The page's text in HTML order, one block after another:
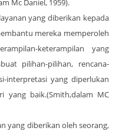
yang diberikan kepada
mereka memperoleh
keterampilan yang
pilihan-pilihan, rencana-
interpretasi yang diperlukan
yang baik.(Smith,dalam MC
yang diberikan oleh seorang,